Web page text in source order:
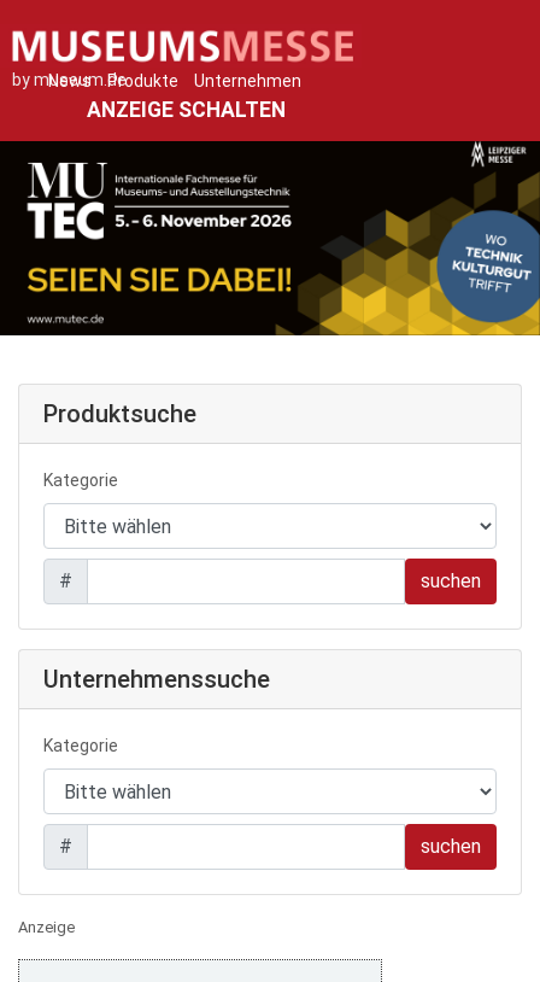
by museum.de
News Produkte Unternehmen
ANZEIGE SCHALTEN
Produktsuche
Kategorie
#
Unternehmenssuche
Kategorie
#
Anzeige